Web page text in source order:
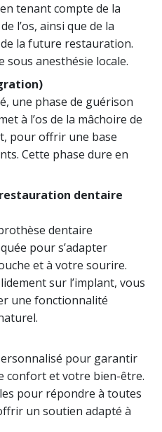
tenant compte de la
l’os, ainsi que de la
la future restauration.
sous anesthésie locale.
une phase de guérison
à l’os de la mâchoire de
pour offrir une base
Cette phase dure en
dentaire
dentaire
pour s’adapter
et à votre sourire.
sur l’implant, vous
une fonctionnalité
pour garantir
confort et votre bien-être.
pour répondre à toutes
un soutien adapté à